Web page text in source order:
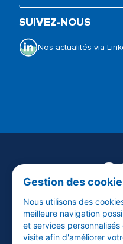
Nos offres
Notre Galerie de l’Audition
Nos actualités
Espace presse
Visiter audika.fr
SUIVEZ-NOUS
Nos actualités via
son
EN
Gestion des
Nous utilisons des
meilleure navigation
et services
visite afin d'améliorer